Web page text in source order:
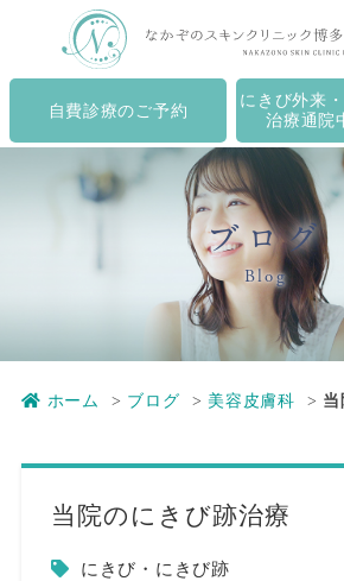
自費診療のご予約
にきび外来
治療通院
当院のにきび跡治療｜キャナルシティ
容皮膚科・ニキビ治療 - なかぞのスキ
ブログ
Blog
ホーム ブログ 美容皮膚科
当院のにきび跡治療
にきび・にきび跡